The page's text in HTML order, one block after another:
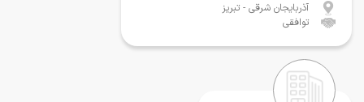
آذربایجان شرقی - تبریز
توافقی